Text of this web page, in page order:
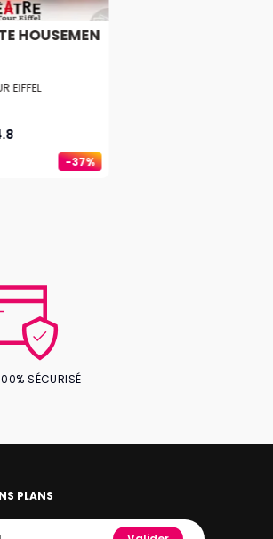
-37%
HOUSEMEN
EIFFEL
SÉCURISÉ
PLANS